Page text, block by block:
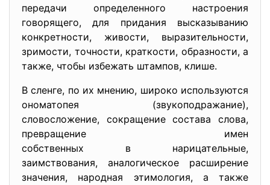
передачи определенного настроения
говорящего, для придания высказыванию
конкретности, живости, выразительности,
зримости, точности, краткости, образности, а
также, чтобы избежать штампов, клише.
В сленге, по их мнению, широко используются
ономатопея (звукоподражание),
словосложение, сокращение состава слова,
превращение имен
собственных в нарицательные,
заимствования, аналогическое расширение
значения, народная этимология, а также